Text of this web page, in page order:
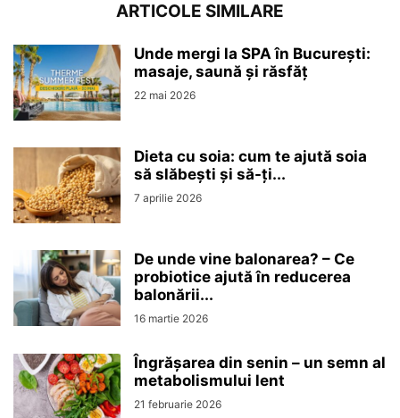
ARTICOLE SIMILARE
Unde mergi la SPA în București:
masaje, saună și răsfăț
22 mai 2026
Dieta cu soia: cum te ajută soia
să slăbești și să-ți...
7 aprilie 2026
De unde vine balonarea? – Ce
probiotice ajută în reducerea
balonării...
16 martie 2026
Îngrășarea din senin – un semn al
metabolismului lent
21 februarie 2026